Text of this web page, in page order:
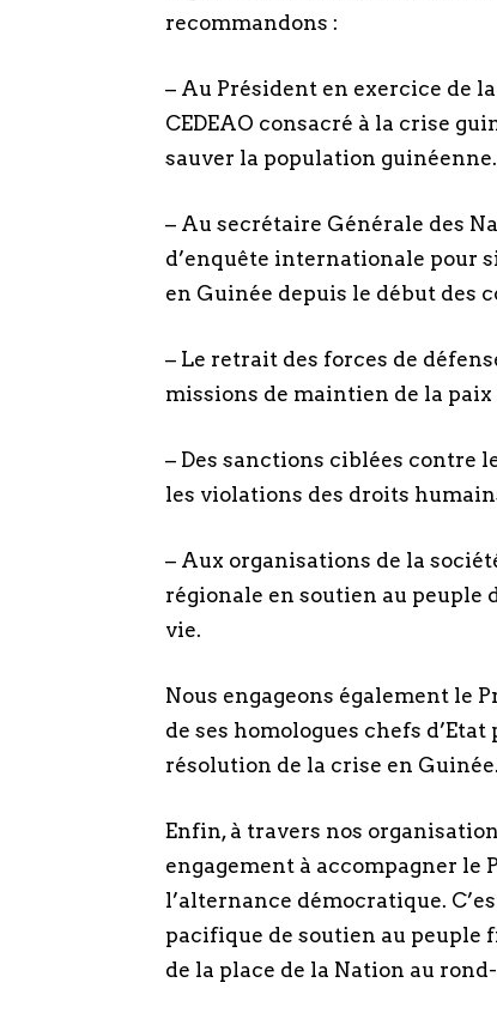
recommandons :
– Au Président en exercice de
CEDEAO consacré à la crise
sauver la population guinéenne.
– Au secrétaire Générale des
d’enquête internationale pour
en Guinée depuis le début des
– Le retrait des forces de
missions de maintien de la paix
– Des sanctions ciblées contre
les violations des droits
– Aux organisations de la
régionale en soutien au peuple
vie.
Nous engageons également le
de ses homologues chefs
résolution de la crise en Guinée.
Enfin, à travers nos
engagement à accompagner le
l’alternance démocratique.
pacifique de soutien au peuple
de la place de la Nation au